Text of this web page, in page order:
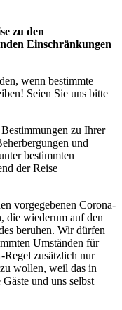
zu den
Einschränkungen
wenn bestimmte
Seien Sie uns bitte
zu Ihrer
und
bestimmten
der Reise
vorgegebenen Corona-
die wiederum auf den
beruhen. Wir dürfen
Umständen für
Regel zusätzlich nur
wollen, weil das in
und uns selbst